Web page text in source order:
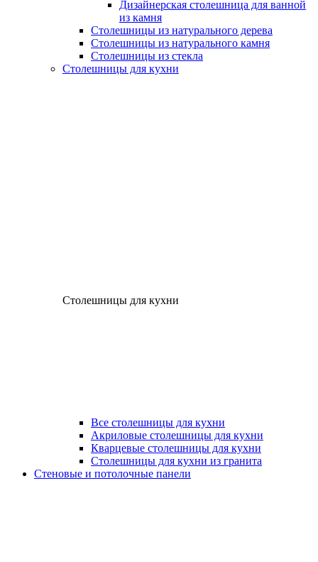
Дизайнерская столешница для ванной
из камня
Столешницы из натурального дерева
Столешницы из натурального камня
Столешницы из стекла
Столешницы для кухни
Столешницы для кухни
Все столешницы для кухни
Акриловые столешницы для кухни
Кварцевые столешницы для кухни
Столешницы для кухни из гранита
Стеновые и потолочные панели